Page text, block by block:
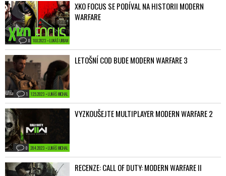
10.8.2023 • LUKÁŠ URBAN
0
XKO FOCUS SE PODÍVAL NA HISTORII MODERN
WARFARE
12.5.2023 • LUKÁŠ MICHAL
1
LETOŠNÍ COD BUDE MODERN WARFARE 3
20.4.2023 • LUKÁŠ MICHAL
0
VYZKOUŠEJTE MULTIPLAYER MODERN WARFARE 2
RECENZE: CALL OF DUTY: MODERN WARFARE II